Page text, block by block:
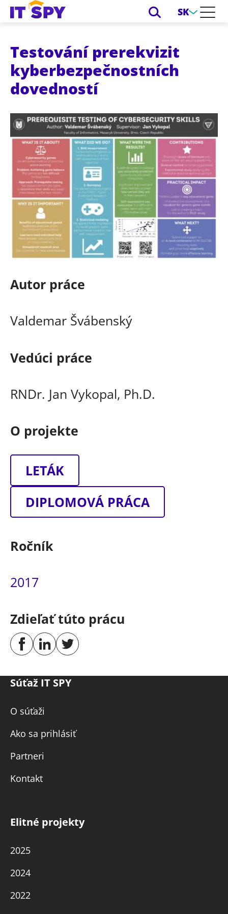
SK
Testování prerekvizit
kyberbezpečnostních
dovedností
Autor práce
Valdemar Švábenský
Vedúci práce
RNDr. Jan Vykopal, Ph.D.
O projekte
LETÁK
DIPLOMOVÁ PRÁCA
Ročník
2017
Zdieľať túto prácu
Súťaž IT SPY
O súťaži
Ako sa prihlásiť
Partneri
Kontakt
Elitné projekty
2025
2024
2022